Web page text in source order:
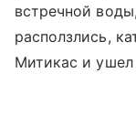
встречной
расползлись,
Митикас и ушел